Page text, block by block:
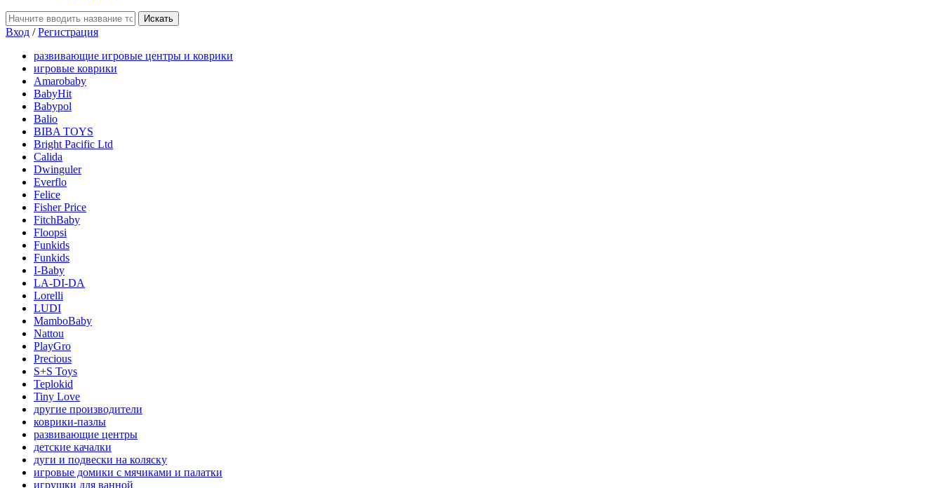
Вход /Регистрация
развивающие игровые центры и коврики
игровые коврики
Amarobaby
BabyHit
Babypol
Balio
BIBA TOYS
Bright Pacific Ltd
Calida
Dwinguler
Everflo
Felice
Fisher Price
FitchBaby
Floopsi
Funkids
Funkids
I-Baby
LA-DI-DA
Lorelli
LUDI
MamboBaby
Nattou
PlayGro
Precious
S+S Toys
Teplokid
Tiny Love
другие производители
коврики-пазлы
развивающие центры
детские качалки
дуги и подвески на коляску
игровые домики с мячиками и палатки
игрушки для ванной